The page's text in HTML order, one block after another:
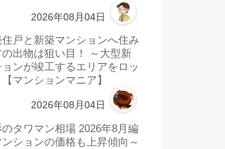
2026年08月04日
戸と新築マンションへ住み
の出物は狙い目！ ～大型新
ンが竣工するエリアをロッ
マンションマニア】
2026年08月04日
タワマン相場 2026年8月編
ンションの価格も上昇傾向～